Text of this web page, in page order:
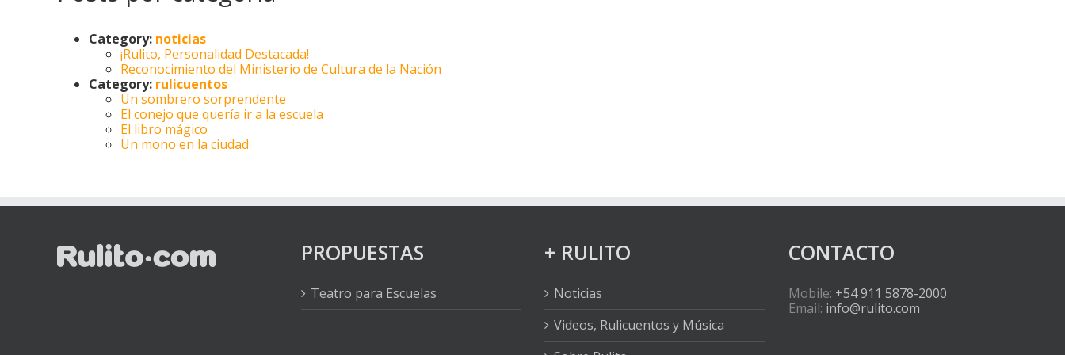
Category: noticias
¡Rulito, Personalidad Destacada!
Reconocimiento del Ministerio de Cultura de la Nación
Category: rulicuentos
Un sombrero sorprendente
El conejo que quería ir a la escuela
El libro mágico
Un mono en la ciudad
PROPUESTAS
Teatro para Escuelas
+ RULITO
Noticias
Videos, Rulicuentos y Música
CONTACTO
Mobile: +54 911 5878-2000
Email: info@rulito.com